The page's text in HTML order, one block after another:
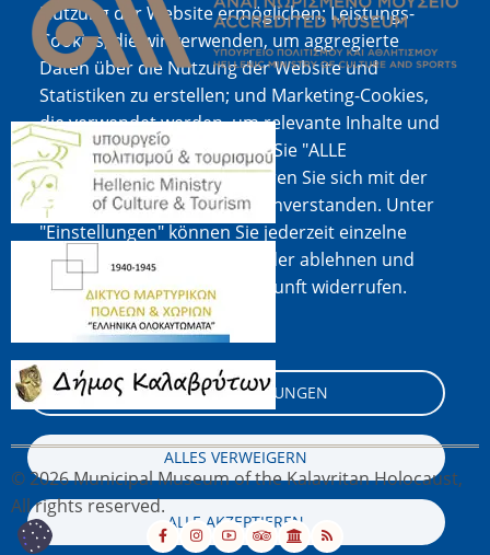
Nutzung der Website ermöglichen; Leistungs-
Cookies, die wir verwenden, um aggregierte
Daten über die Nutzung der Website und
Statistiken zu erstellen; und Marketing-Cookies,
die verwendet werden, um relevante Inhalte und
Werbung anzuzeigen. Wenn Sie "ALLE
AKZEPTIEREN" wählen, erklären Sie sich mit der
Verwendung aller Cookies einverstanden. Unter
"Einstellungen" können Sie jederzeit einzelne
Cookie-Typen akzeptieren oder ablehnen und
Ihre Zustimmung für die Zukunft widerrufen.
Cookie-Dokumentation
COOKIE-EINSTELLUNGEN
ALLES VERWEIGERN
ALLE AKZEPTIEREN
Bild
Bild
© 2026 Municipal Museum of the Kalavritan Holocaust,
All rights reserved.